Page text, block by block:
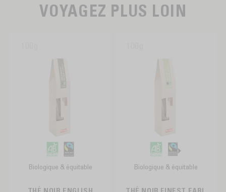
VOYAGEZ PLUS LOIN
Biologique & équitable Biologique & équitable